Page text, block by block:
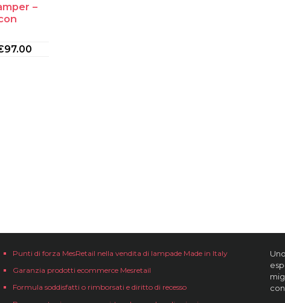
–
97.00
Punti di forza MesRetail nella vendita di lampade Made in Italy
Garanzia prodotti ecommerce Mesretail
Formula soddisfatti o rimborsati e diritto di recesso